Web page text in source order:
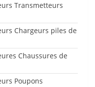
Transmetteurs
Chargeurs piles de
Chaussures de
Poupons